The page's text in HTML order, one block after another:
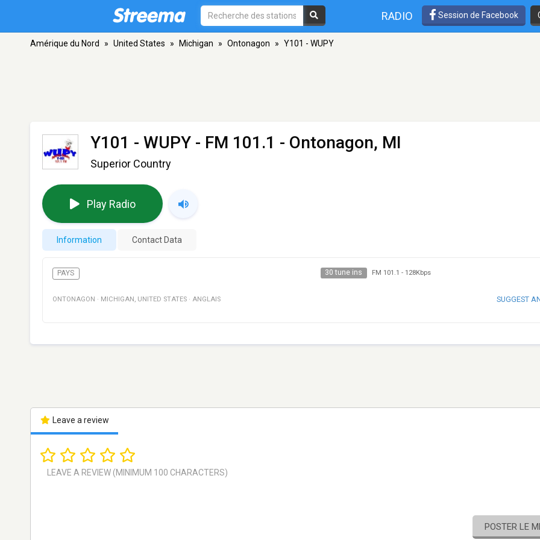
RADIO Session de Facebook
Amérique du Nord » United States » Michigan » Ontonagon » Y101 - WUPY
Y101 - WUPY - FM 101.1 - Ontonagon, MI
Superior Country
Play Radio
Information Contact Data
PAYS 30 tune ins FM 101.1 - 128Kbps
ONTONAGON · MICHIGAN , UNITED STATES · ANGLAIS SUGGEST
Leave a review
POSTER LE